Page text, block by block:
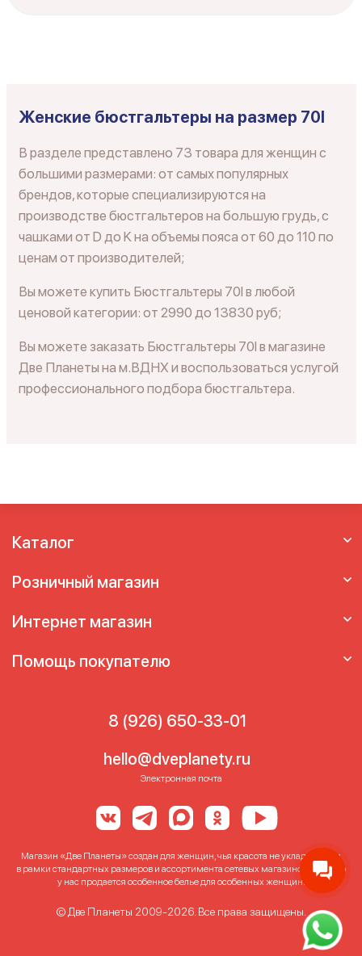
Женские бюстгальтеры на размер 70I
В разделе представлено 73 товара для женщин с
большими размерами: от самых популярных
брендов, которые специализируются на
производстве бюстгальтеров на большую грудь, с
чашками от D до K на объемы пояса от 60 до 110 по
ценам от производителей;
Вы можете купить Бюстгальтеры 70I в любой
ценовой категории: от 2990 до 13830 руб;
Вы можете заказать Бюстгальтеры 70I в магазине
Две Планеты на м.ВДНХ и воспользоваться услугой
профессионального подбора бюстгальтера.
Каталог
Розничный магазин
Интернет магазин
Помощь покупателю
8 (926) 650-33-01
hello@dveplanety.ru
Электронная почта
Магазин «Две Планеты» создан для женщин, чья красота не укладывается
в рамки стандартных размеров и ассортимента сетевых магазинов. Именно
у нас продается особенное белье для особенных женщин!
© Две Планеты 2009-2026. Все права защищены.